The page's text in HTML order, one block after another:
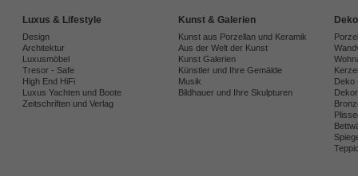
Luxus & Lifestyle
Design
Architektur
Luxusmöbel
Tresor - Safe
High End HiFi
Luxus Yachten und Boote
Zeitschriften und Verlag
Kunst & Galerien
Kunst aus Porzellan und Keramik
Aus der Welt der Kunst
Kunst Galerien
Künstler und Ihre Gemälde
Musik
Bildhauer und Ihre Skulpturen
Deko